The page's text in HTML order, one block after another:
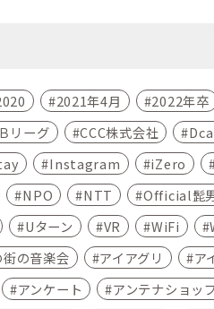
2021年4月 2022年卒
Ｂリーグ CCC株式会社
Instagram iZero
NPO NTT Official髭
Uターン VR WiFi
の音楽会 アイアグリ ア
アンケート アンテナショッ